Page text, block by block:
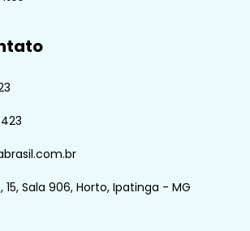
15, Sala 906, Horto, Ipatinga - MG